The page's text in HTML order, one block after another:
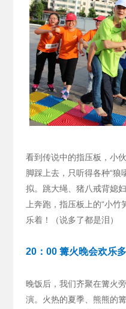
看到传说中的指压板，小
脚踩上去，只听得各种“狼
拟。跳大绳、猪八戒背媳
上奔跑，指压板上的“小
乐着！（说多了都是泪）
20：00 篝火晚会欢乐多
晚饭后，我们齐聚在篝火
演。火热的夏季、熊熊的